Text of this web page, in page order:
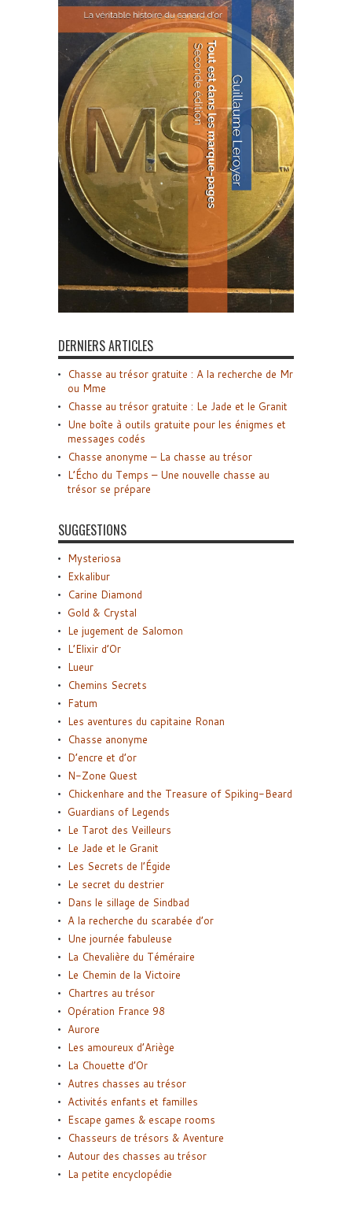
DERNIERS ARTICLES
Chasse au trésor gratuite : A la recherche de Mr
ou Mme
Chasse au trésor gratuite : Le Jade et le Granit
Une boîte à outils gratuite pour les énigmes et
messages codés
Chasse anonyme – La chasse au trésor
L’Écho du Temps – Une nouvelle chasse au
trésor se prépare
SUGGESTIONS
Mysteriosa
Exkalibur
Carine Diamond
Gold & Crystal
Le jugement de Salomon
L’Elixir d’Or
Lueur
Chemins Secrets
Fatum
Les aventures du capitaine Ronan
Chasse anonyme
D’encre et d’or
N-Zone Quest
Chickenhare and the Treasure of Spiking-Beard
Guardians of Legends
Le Tarot des Veilleurs
Le Jade et le Granit
Les Secrets de l’Égide
Le secret du destrier
Dans le sillage de Sindbad
A la recherche du scarabée d’or
Une journée fabuleuse
La Chevalière du Téméraire
Le Chemin de la Victoire
Chartres au trésor
Opération France 98
Aurore
Les amoureux d’Ariège
La Chouette d’Or
Autres chasses au trésor
Activités enfants et familles
Escape games & escape rooms
Chasseurs de trésors & Aventure
Autour des chasses au trésor
La petite encyclopédie